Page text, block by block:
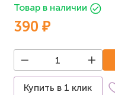
Товар в наличии
390 ₽
Купить в 1 клик